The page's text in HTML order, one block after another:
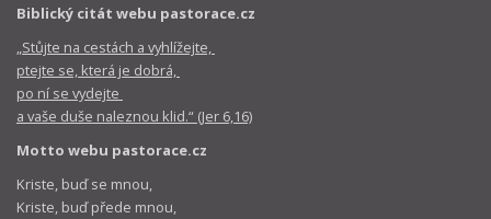
Biblický citát webu pastorace.cz
„Stůjte na cestách a vyhlížejte,
ptejte se, která je dobrá,
po ní se vydejte
a vaše duše naleznou klid.“ (Jer 6,16)
Motto webu pastorace.cz
Kriste, buď se mnou,
Kriste, buď přede mnou,